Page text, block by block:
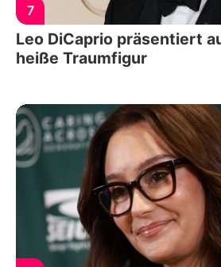
7
Leo DiCaprio präsentiert
heiße Traumfigur